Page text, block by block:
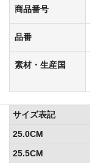
商品番号
品番
素材・生産国
サイズ表記
25.0CM
25.5CM